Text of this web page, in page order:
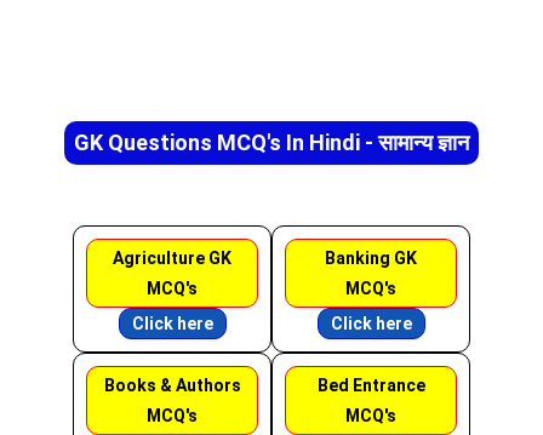
GK Questions MCQ's In Hindi - सामान्य ज्ञान
Agriculture GK
MCQ's
Click here
Banking GK
MCQ's
Click here
Books & Authors
MCQ's
Bed Entrance
MCQ's